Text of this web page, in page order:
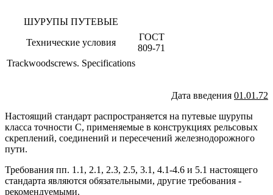
ШУРУПЫ ПУТЕВЫЕ
Технические условия
Trackwoodscrews. Specifications
ГОСТ
809-71
Дата введения 01.01.72
Настоящий стандарт распространяется на путевые шурупы
класса точности С, применяемые в конструкциях рельсовых
скреплений, соединений и пересечений железнодорожного
пути.
Требования пп. 1.1, 2.1, 2.3, 2.5, 3.1, 4.1-4.6 и 5.1 настоящего
стандарта являются обязательными, другие требования -
рекомендуемыми.